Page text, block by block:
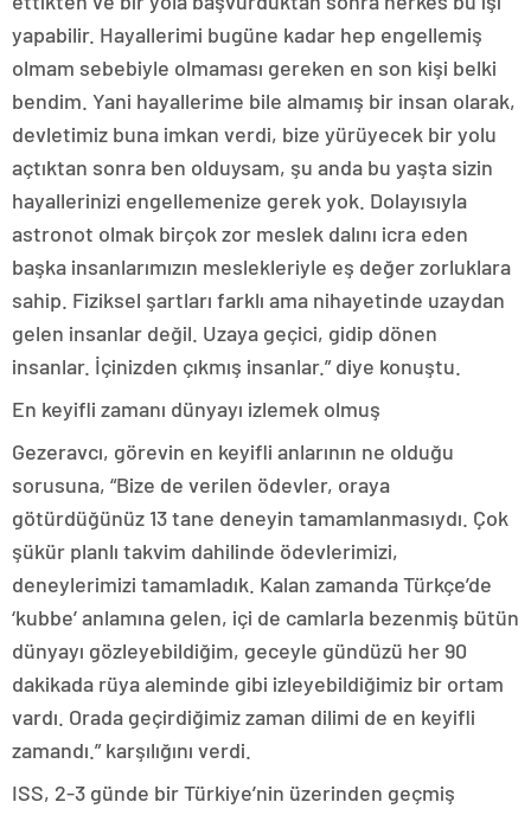
yapabilir. Hayallerimi bugüne kadar hep engellemiş
olmam sebebiyle olmaması gereken en son kişi belki
bendim. Yani hayallerime bile almamış bir insan olarak,
devletimiz buna imkan verdi, bize yürüyecek bir yolu
açtıktan sonra ben olduysam, şu anda bu yaşta sizin
hayallerinizi engellemenize gerek yok. Dolayısıyla
astronot olmak birçok zor meslek dalını icra eden
başka insanlarımızın meslekleriyle eş değer zorluklara
sahip. Fiziksel şartları farklı ama nihayetinde uzaydan
gelen insanlar değil. Uzaya geçici, gidip dönen
insanlar. İçinizden çıkmış insanlar.” diye konuştu.
En keyifli zamanı dünyayı izlemek olmuş
Gezeravcı, görevin en keyifli anlarının ne olduğu
sorusuna, “Bize de verilen ödevler, oraya
götürdüğünüz 13 tane deneyin tamamlanmasıydı. Çok
şükür planlı takvim dahilinde ödevlerimizi,
deneylerimizi tamamladık. Kalan zamanda Türkçe’de
‘kubbe’ anlamına gelen, içi de camlarla bezenmiş bütün
dünyayı gözleyebildiğim, geceyle gündüzü her 90
dakikada rüya aleminde gibi izleyebildiğimiz bir ortam
vardı. Orada geçirdiğimiz zaman dilimi de en keyifli
zamandı.” karşılığını verdi.
ISS, 2-3 günde bir Türkiye’nin üzerinden geçmiş